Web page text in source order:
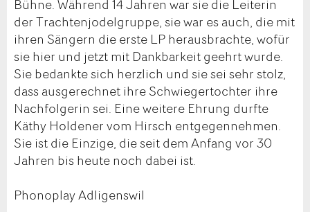
Bühne. Während 14 Jahren war sie die Leiterin
der Trachtenjodelgruppe, sie war es auch, die mit
ihren Sängern die erste LP herausbrachte, wofür
sie hier und jetzt mit Dankbarkeit geehrt wurde.
Sie bedankte sich herzlich und sie sei sehr stolz,
dass ausgerechnet ihre Schwiegertochter ihre
Nachfolgerin sei. Eine weitere Ehrung durfte
Käthy Holdener vom Hirsch entgegennehmen.
Sie ist die Einzige, die seit dem Anfang vor 30
Jahren bis heute noch dabei ist.
Phonoplay Adligenswil